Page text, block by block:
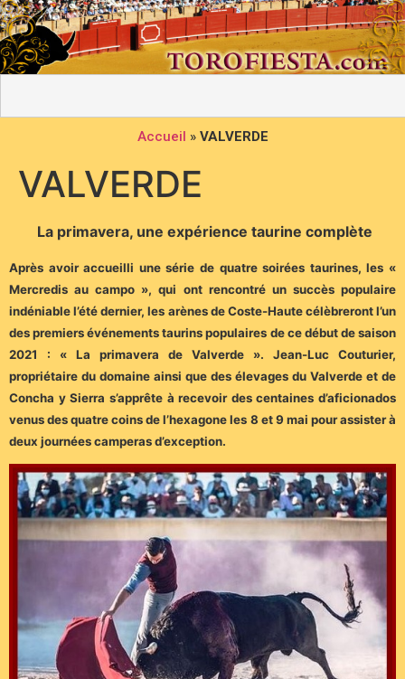
Accueil » VALVERDE
VALVERDE
La primavera, une expérience taurine complète
Après avoir accueilli une série de quatre soirées taurines, les «
Mercredis au campo », qui ont rencontré un succès populaire
indéniable l’été dernier, les arènes de Coste-Haute célèbreront l’un
des premiers événements taurins populaires de ce début de saison
2021 : « La primavera de Valverde ». Jean-Luc Couturier,
propriétaire du domaine ainsi que des élevages du Valverde et de
Concha y Sierra s’apprête à recevoir des centaines d’aficionados
venus des quatre coins de l’hexagone les 8 et 9 mai pour assister à
deux journées camperas d’exception.